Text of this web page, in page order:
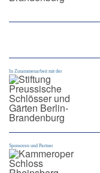
In Zusammenarbeit mit der
Sponsoren und Partner